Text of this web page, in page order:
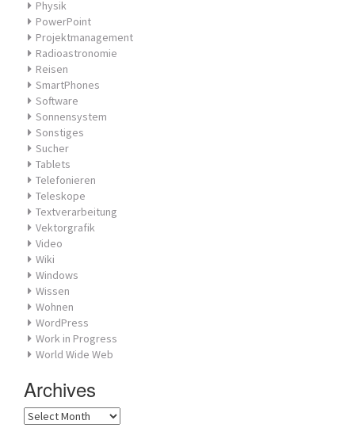
Physik
PowerPoint
Projektmanagement
Radioastronomie
Reisen
SmartPhones
Software
Sonnensystem
Sonstiges
Sucher
Tablets
Telefonieren
Teleskope
Textverarbeitung
Vektorgrafik
Video
Wiki
Windows
Wissen
Wohnen
WordPress
Work in Progress
World Wide Web
Archives
Archives